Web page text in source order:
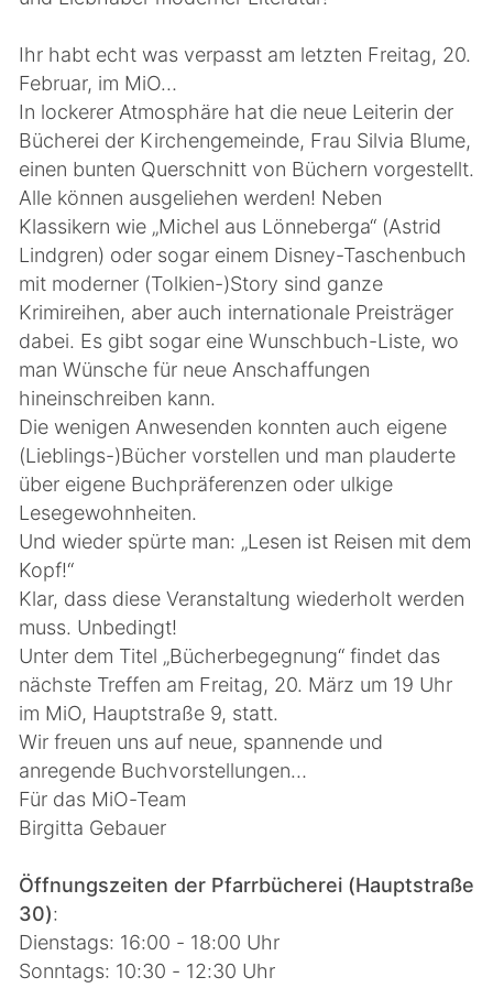
Ihr habt echt was verpasst am letzten Freitag, 20.
Februar, im MiO…
In lockerer Atmosphäre hat die neue Leiterin der
Bücherei der Kirchengemeinde, Frau Silvia Blume,
einen bunten Querschnitt von Büchern vorgestellt.
Alle können ausgeliehen werden! Neben
Klassikern wie „Michel aus Lönneberga“ (Astrid
Lindgren) oder sogar einem Disney-Taschenbuch
mit moderner (Tolkien-)Story sind ganze
Krimireihen, aber auch internationale Preisträger
dabei. Es gibt sogar eine Wunschbuch-Liste, wo
man Wünsche für neue Anschaffungen
hineinschreiben kann.
Die wenigen Anwesenden konnten auch eigene
(Lieblings-)Bücher vorstellen und man plauderte
über eigene Buchpräferenzen oder ulkige
Lesegewohnheiten.
Und wieder spürte man: „Lesen ist Reisen mit dem
Kopf!“
Klar, dass diese Veranstaltung wiederholt werden
muss. Unbedingt!
Unter dem Titel „Bücherbegegnung“ findet das
nächste Treffen am Freitag, 20. März um 19 Uhr
im MiO, Hauptstraße 9, statt.
Wir freuen uns auf neue, spannende und
anregende Buchvorstellungen…
Für das MiO-Team
Birgitta Gebauer
Öffnungszeiten der Pfarrbücherei (Hauptstraße
30):
Dienstags: 16:00 - 18:00 Uhr
Sonntags: 10:30 - 12:30 Uhr